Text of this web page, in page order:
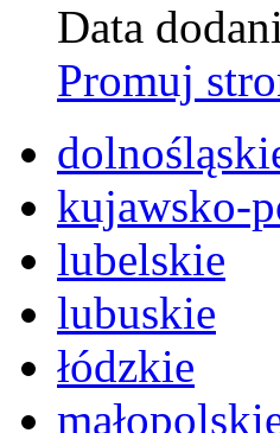
Data
Promuj
kujawsko-
lubelskie
lubuskie
łódzkie